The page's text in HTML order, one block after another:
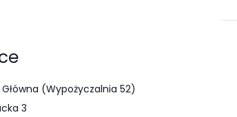
(Wypożyczalnia 52)
3